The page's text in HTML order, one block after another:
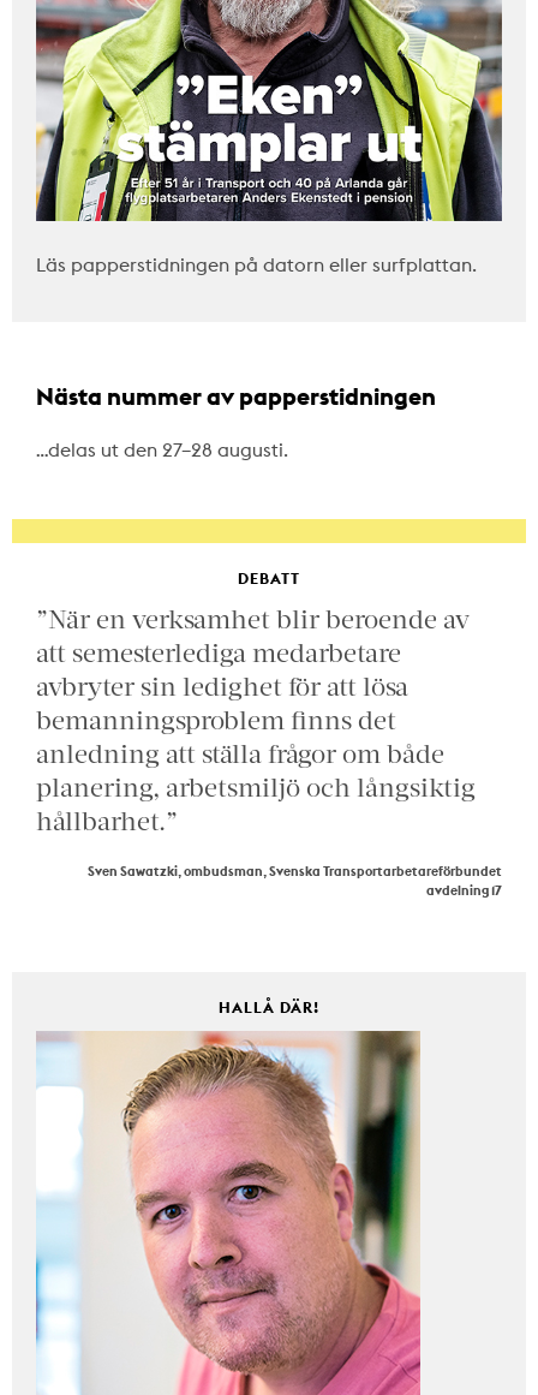
Läs papperstidningen på datorn eller surfplattan.
Nästa nummer av papperstidningen
…delas ut den 27–28 augusti.
DEBATT
”När en verksamhet blir beroende av
att semesterlediga medarbetare
avbryter sin ledighet för att lösa
bemanningsproblem finns det
anledning att ställa frågor om både
planering, arbetsmiljö och långsiktig
hållbarhet.”
Sven Sawatzki, ombudsman, Svenska Transportarbetareförbundet
avdelning 17
HALLÅ DÄR!